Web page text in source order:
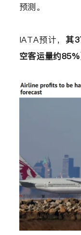
预测。
IATA预计，其
空客运量约